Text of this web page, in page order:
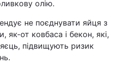
олію.
не поєднувати яйця з
от ковбаса і бекон, які,
підвищують ризик